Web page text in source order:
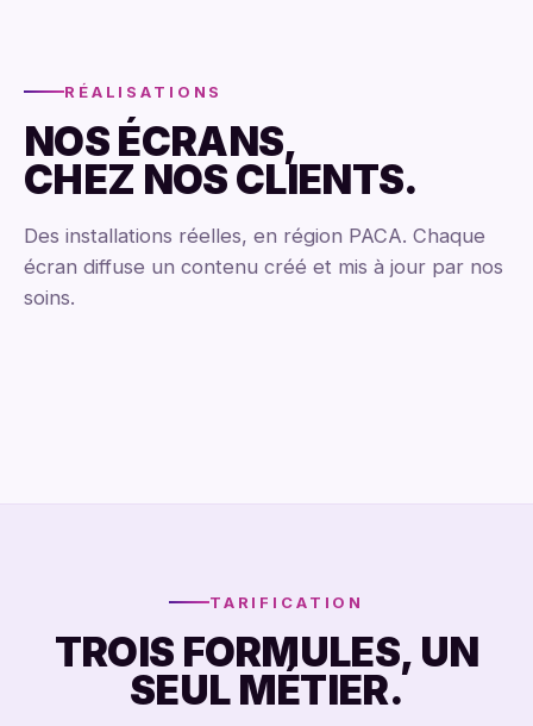
RÉALISATIONS
NOS ÉCRANS,
CHEZ NOS CLIENTS.
Des installations réelles, en région PACA. Chaque
écran diffuse un contenu créé et mis à jour par nos
soins.
La Joia
TARIFICATION
TROIS FORMULES, UN
SEUL MÉTIER.